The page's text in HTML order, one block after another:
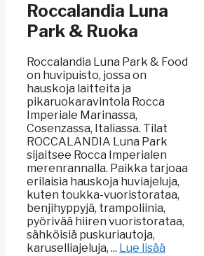
Roccalandia Luna
Park & Ruoka
Roccalandia Luna Park & Food
on huvipuisto, jossa on
hauskoja laitteita ja
pikaruokaravintola Rocca
Imperiale Marinassa,
Cosenzassa, Italiassa. Tilat
ROCCALANDIA Luna Park
sijaitsee Rocca Imperialen
merenrannalla. Paikka tarjoaa
erilaisia hauskoja huviajeluja,
kuten toukka-vuoristorataa,
benjihyppyjä, trampoliinia,
pyörivää hiiren vuoristorataa,
sähköisiä puskuriautoja,
karuselliajeluja, ... Lue lisää